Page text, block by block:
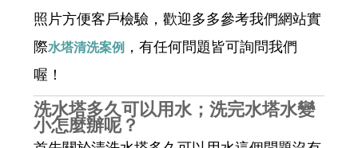
照片方便客戶檢驗，歡迎多多參考我們網站實
際水塔清洗案例
，有任何問題皆可詢問我們
喔！
洗水塔多久可以用水；洗完水塔水變
小怎麼辦呢？